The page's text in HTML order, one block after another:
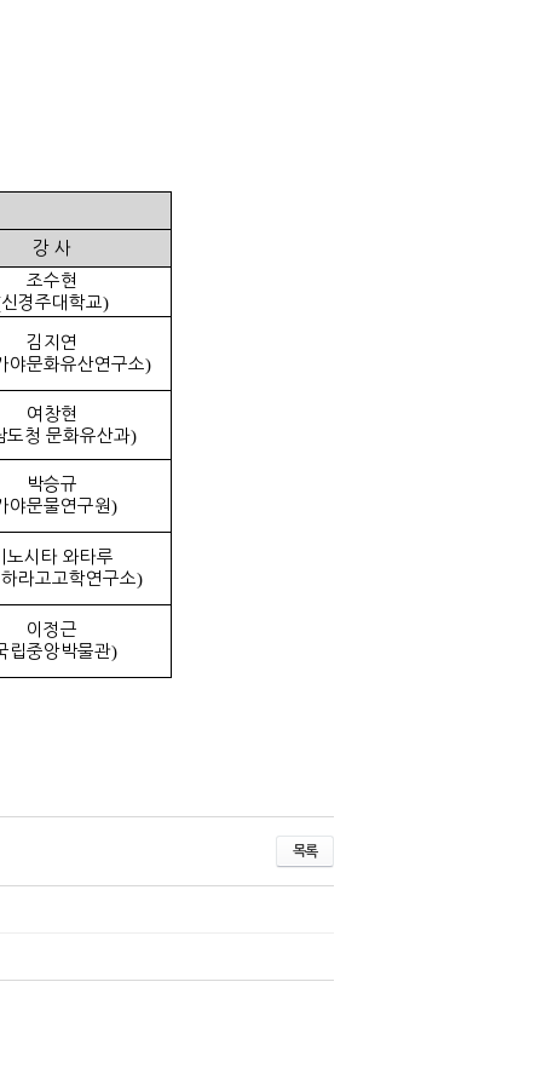
강 사
조수현
신경주대학교)
김지연
야문화유산연구소)
여창현
도청 문화유산과)
박승규
야문물연구원)
노시타 와타루
라고고학연구소)
이정근
립중앙박물관)
목록